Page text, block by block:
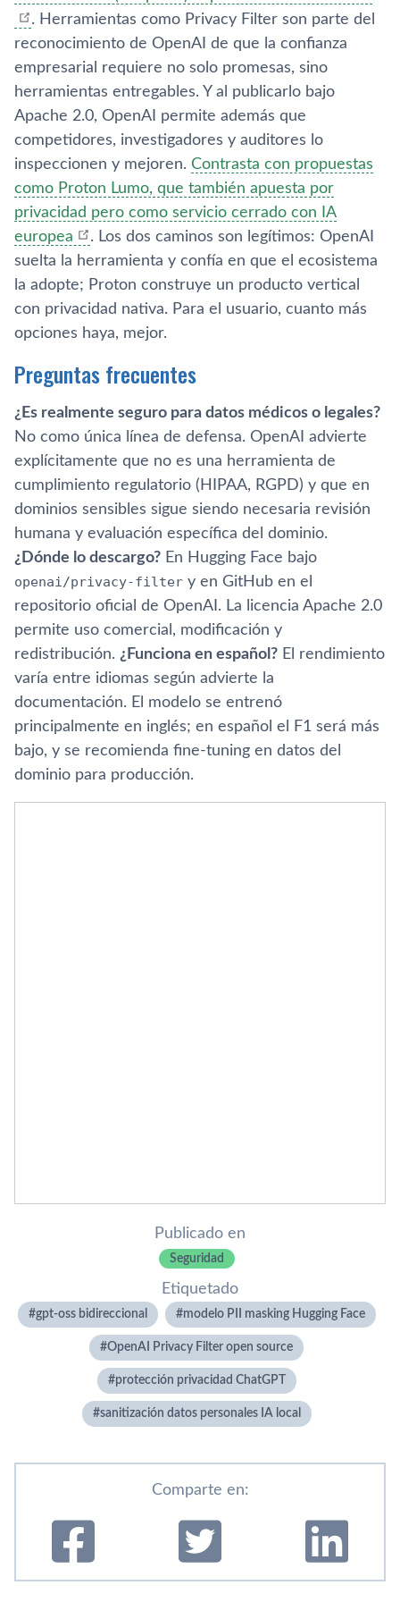
. Herramientas como Privacy Filter son parte del
reconocimiento de OpenAI de que la confianza
empresarial requiere no solo promesas, sino
herramientas entregables. Y al publicarlo bajo
Apache 2.0, OpenAI permite además que
competidores, investigadores y auditores lo
inspeccionen y mejoren. Contrasta con propuestas
como Proton Lumo, que también apuesta por
privacidad pero como servicio cerrado con IA
europea
. Los dos caminos son legítimos: OpenAI
suelta la herramienta y confía en que el ecosistema
la adopte; Proton construye un producto vertical
con privacidad nativa. Para el usuario, cuanto más
opciones haya, mejor.
Preguntas frecuentes
¿Es realmente seguro para datos médicos o legales?
No como única línea de defensa. OpenAI advierte
explícitamente que no es una herramienta de
cumplimiento regulatorio (HIPAA, RGPD) y que en
dominios sensibles sigue siendo necesaria revisión
humana y evaluación específica del dominio.
¿Dónde lo descargo? En Hugging Face bajo
openai/privacy-filter y en GitHub en el
repositorio oficial de OpenAI. La licencia Apache 2.0
permite uso comercial, modificación y
redistribución. ¿Funciona en español? El rendimiento
varía entre idiomas según advierte la
documentación. El modelo se entrenó
principalmente en inglés; en español el F1 será más
bajo, y se recomienda fine-tuning en datos del
dominio para producción.
Publicado en
Seguridad
Etiquetado
gpt-oss bidireccional modelo PII masking Hugging Face
OpenAI Privacy Filter open source
protección privacidad ChatGPT
sanitización datos personales IA local
Comparte en: